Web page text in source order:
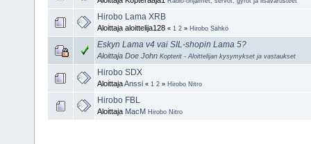
Hirobo Lama XRB
Aloittaja aloittelija128 « 1 2 » Hirobo Sähkö
Eskyn Lama v4 vai SIL-shopin Lama 5?
Aloittaja Doe John Kopterit - Aloittelijan kysymykset ja vastaukset
Hirobo SDX
AloittajaAnssi « 1 2 » Hirobo Nitro
Hirobo FBL
Aloittaja MacM Hirobo Nitro